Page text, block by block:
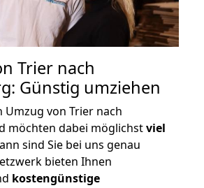
Trier nach
Günstig umziehen
Umzug von Trier nach
möchten dabei möglichstviel
sind Sie bei uns genau
bieten Ihnen
kostengünstige